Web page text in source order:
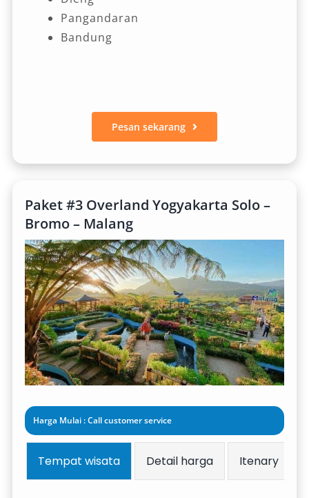
Pangandaran
Bandung
Pesan sekarang
Paket #3 Overland Yogyakarta Solo –
Bromo – Malang
Harga Mulai : Call customer service
Tempat wisata Detail harga Itenary